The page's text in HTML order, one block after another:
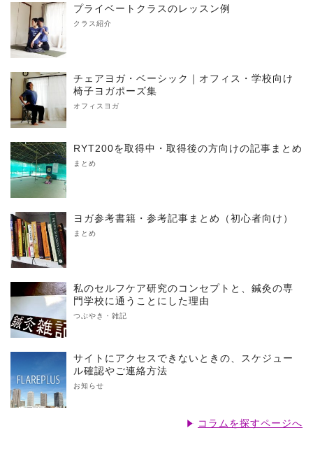
プライベートクラスのレッスン例
クラス紹介
チェアヨガ・ベーシック｜オフィス・学校向け
椅子ヨガポーズ集
オフィスヨガ
RYT200を取得中・取得後の方向けの記事まとめ
まとめ
ヨガ参考書籍・参考記事まとめ（初心者向け）
まとめ
私のセルフケア研究のコンセプトと、鍼灸の専
門学校に通うことにした理由
つぶやき・雑記
サイトにアクセスできないときの、スケジュー
ル確認やご連絡方法
お知らせ
コラムを探すページへ